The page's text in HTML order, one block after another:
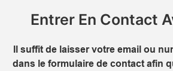
Entrer En Contact
Il suffit de laisser votre email ou
dans le formulaire de contact afin